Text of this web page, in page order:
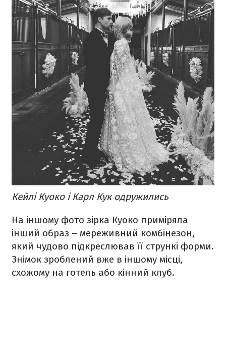
Кейлі Куоко і Карл Кук одружились
На іншому фото зірка Куоко приміряла
інший образ – мереживний комбінезон,
який чудово підкреслював її стрункі форми.
Знімок зроблений вже в іншому місці,
схожому на готель або кінний клуб.